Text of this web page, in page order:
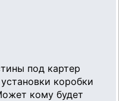
под картер
коробки
кому будет